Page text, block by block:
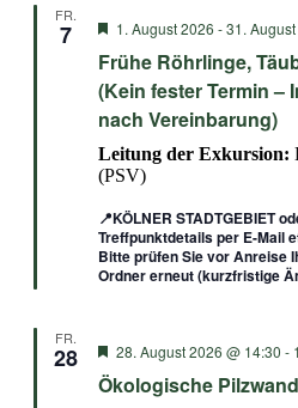
FR.
7 Empfohlen
1. August 2026 -31.
Frühe Röhrlinge,
(Kein fester Termin –
nach Vereinbarung)
Leitung der Exkursion:
(PSV)
📍KÖLNER STADTGEBIET
Treffpunktdetails per E-Mail
Bitte prüfen Sie vor Anreise
Ordner erneut (kurzfristige
FR.
28 Empfohlen
28. August 2026 @ 14:30 -
Ökologische